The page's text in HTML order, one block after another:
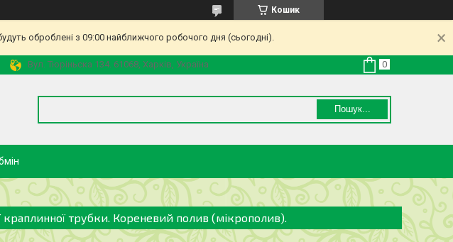
Кошик
оброблені з 09:00 найближчого робочого дня (сьогодні).
Вул. Тюріньска 134. 61068, Харків, Україна
Пошук...
краплинної трубки. Кореневий полив (мікрополив).